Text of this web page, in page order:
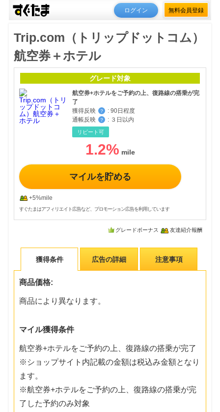
ログイン 無料会員登録
Trip.com（トリップドットコム）
航空券＋ホテル
グレード対象
航空券+ホテルをご予約の上、復路線の搭乗が完
了
獲得反映
？ : 90日程度
通帳反映
？ : ３日以内
リピート可
1.2%
マイルを貯める
+5%mile
すぐたまはアフィリエイト広告など、プロモーション広告を利用しています
グレードボーナス 友達紹介報酬
獲得条件 広告の詳細 注意事項
商品価格:
商品により異なります。
マイル獲得条件
航空券+ホテルをご予約の上、復路線の搭乗が完了
※ショップサイト内記載の金額は税込み金額となり
ます。
※航空券+ホテルをご予約の上、復路線の搭乗が完
了した予約のみ対象